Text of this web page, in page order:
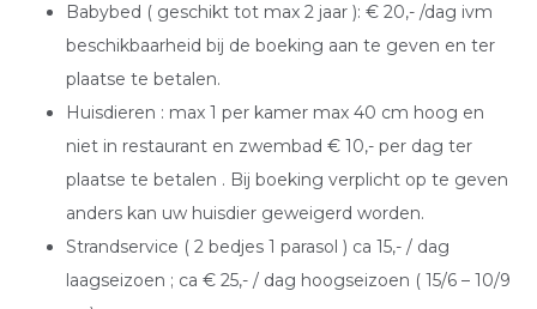
Babybed ( geschikt tot max 2 jaar ): € 20,- /dag ivm
beschikbaarheid bij de boeking aan te geven en ter
plaatse te betalen.
Huisdieren : max 1 per kamer max 40 cm hoog en
niet in restaurant en zwembad € 10,- per dag ter
plaatse te betalen . Bij boeking verplicht op te geven
anders kan uw huisdier geweigerd worden.
Strandservice ( 2 bedjes 1 parasol ) ca 15,- / dag
laagseizoen ; ca € 25,- / dag hoogseizoen ( 15/6 – 10/9